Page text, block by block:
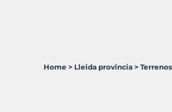
Home > Lleida provincia >